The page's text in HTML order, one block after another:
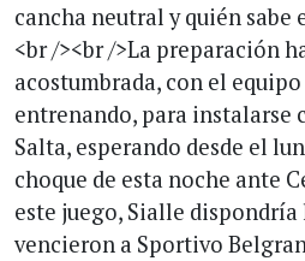
cancha neutral y quién sabe
<br /><br />La preparación
acostumbrada, con el
entrenando, para instalarse
Salta, esperando desde el
choque de esta noche ante
este juego, Sialle dispondría
vencieron a Sportivo